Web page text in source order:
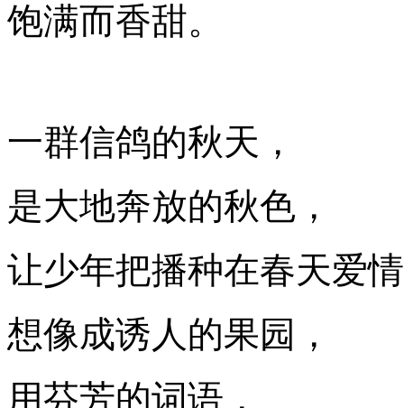
饱满而香甜。
一群信鸽的秋天，
是大地奔放的秋色，
让少年把播种在春天爱情
想像成诱人的果园，
用芬芳的词语，